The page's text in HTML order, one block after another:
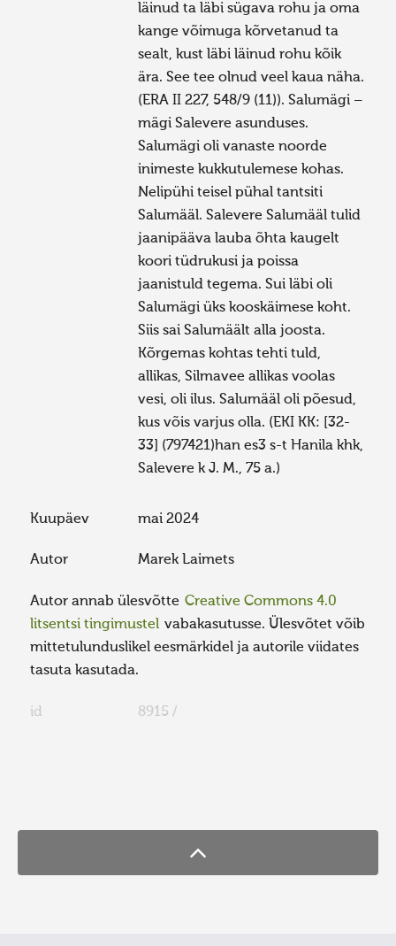
läinud ta läbi sügava rohu ja oma
kange võimuga kõrvetanud ta
sealt, kust läbi läinud rohu kõik
ära. See tee olnud veel kaua näha.
(ERA II 227, 548/9 (11)). Salumägi –
mägi Salevere asunduses.
Salumägi oli vanaste noorde
inimeste kukkutulemese kohas.
Nelipühi teisel pühal tantsiti
Salumääl. Salevere Salumääl tulid
jaanipääva lauba õhta kaugelt
koori tüdrukusi ja poissa
jaanistuld tegema. Sui läbi oli
Salumägi üks kooskäimese koht.
Siis sai Salumäält alla joosta.
Kõrgemas kohtas tehti tuld,
allikas, Silmavee allikas voolas
vesi, oli ilus. Salumääl oli põesud,
kus võis varjus olla. (EKI KK: [32-
33] (797421)han es3 s-t Hanila khk,
Salevere k J. M., 75 a.)
Kuupäev mai 2024
Autor Marek Laimets
Autor annab ülesvõtte Creative Commons 4.0
litsentsi tingimustel vabakasutusse. Ülesvõtet võib
mittetulunduslikel eesmärkidel ja autorile viidates
tasuta kasutada.
id 8915 /